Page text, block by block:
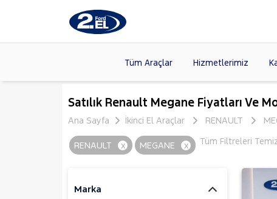
Tüm Araçlar Hizmetlerimiz
Markalar >
Modeller >
Kasalar
FORD
CITROEN
SKODA
Satılık Renault Megane Fiyatları Ve
Ana Sayfa
İkinci El Araçlar RENAULT
Tüm Filtreleri
RENAULT x MEGANE x
Marka